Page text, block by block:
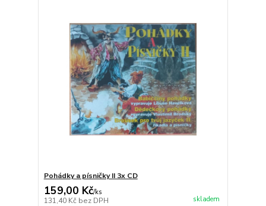
Pohádky a písničky II 3x CD
159,00 Kč/ks
131,40 Kč bez DPH skladem